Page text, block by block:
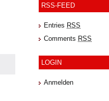
RSS-FEED
Entries RSS
Comments RSS
LOGIN
Anmelden